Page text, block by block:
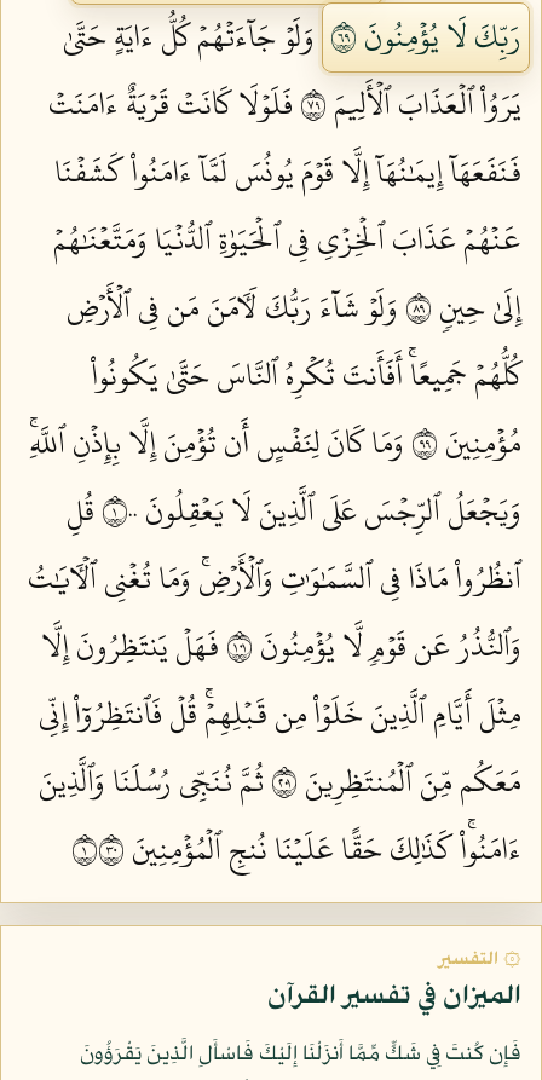
رَبِّكَ لَا يُؤۡمِنُونَ ٩٦
وَلَوۡ جَآءَتۡهُمۡ كُلُّ ءَايَةٍ حَتَّىٰ
يَرَوُاْ ٱلۡعَذَابَ ٱلۡأَلِيمَ ٩٧
فَلَوۡلَا كَانَتۡ قَرۡيَةٌ ءَامَنَتۡ
فَنَفَعَهَآ إِيمَٰنُهَآ إِلَّا قَوۡمَ يُونُسَ لَمَّآ ءَامَنُواْ كَشَفۡنَا
عَنۡهُمۡ عَذَابَ ٱلۡخِزۡيِ فِي ٱلۡحَيَوٰةِ ٱلدُّنۡيَا وَمَتَّعۡنَٰهُمۡ
إِلَىٰ حِينٖ ٩٨
وَلَوۡ شَآءَ رَبُّكَ لَأٓمَنَ مَن فِي ٱلۡأَرۡضِ
كُلُّهُمۡ جَمِيعًاۚ أَفَأَنتَ تُكۡرِهُ ٱلنَّاسَ حَتَّىٰ يَكُونُواْ
مُؤۡمِنِينَ ٩٩
وَمَا كَانَ لِنَفۡسٍ أَن تُؤۡمِنَ إِلَّا بِإِذۡنِ ٱللَّهِۚ
وَيَجۡعَلُ ٱلرِّجۡسَ عَلَى ٱلَّذِينَ لَا يَعۡقِلُونَ ١٠٠
قُلِ
ٱنظُرُواْ مَاذَا فِي ٱلسَّمَٰوَٰتِ وَٱلۡأَرۡضِۚ وَمَا تُغۡنِي ٱلۡأٓيَٰتُ
وَٱلنُّذُرُ عَن قَوۡمٖ لَّا يُؤۡمِنُونَ ١٠١
فَهَلۡ يَنتَظِرُونَ إِلَّا
مِثۡلَ أَيَّامِ ٱلَّذِينَ خَلَوۡاْ مِن قَبۡلِهِمۡۚ قُلۡ فَٱنتَظِرُوٓاْ إِنِّي
مَعَكُم مِّنَ ٱلۡمُنتَظِرِينَ ١٠٢
ثُمَّ نُنَجِّي رُسُلَنَا وَٱلَّذِينَ
ءَامَنُواْۚ كَذَٰلِكَ حَقًّا عَلَيۡنَا نُنجِ ٱلۡمُؤۡمِنِينَ ١٠٣
۞ التفسير
الميزان في تفسير القرآن
فَإِن كُنتَ فِي شَكٍّ مِّمَّا أَنزَلْنَا إِلَيْكَ فَاسْأَلِ الَّذِينَ يَقْرَؤُونَ